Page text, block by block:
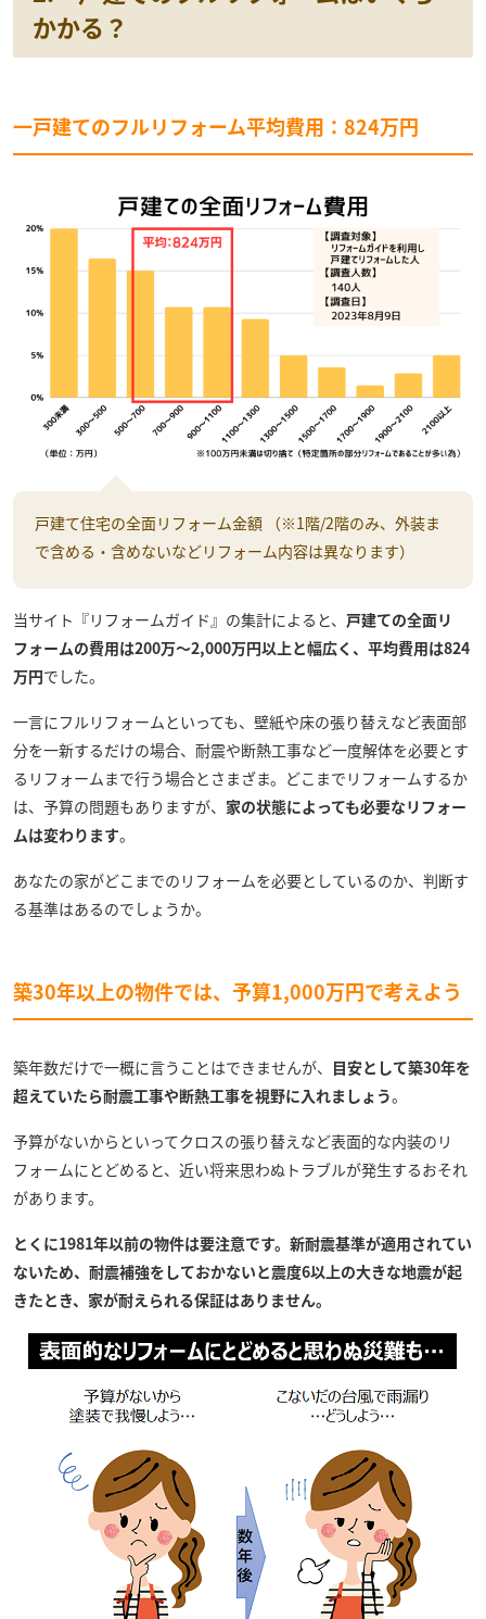
かかる？
一戸建てのフルリフォーム平均費用：824万円
戸建て住宅の全面リフォーム金額 （※1階/2階のみ、外装ま
で含める・含めないなどリフォーム内容は異なります）
当サイト『リフォームガイド』の集計によると、 戸建ての全面リ
フォームの費用は200万～2,000万円以上と幅広く、平均費用は824
万円でした。
一言にフルリフォームといっても、壁紙や床の張り替えなど表面部
分を一新するだけの場合、耐震や断熱工事など一度解体を必要とす
るリフォームまで行う場合とさまざま。どこまでリフォームするか
は、予算の問題もありますが、 家の状態によっても必要なリフォー
ムは変わります。
あなたの家がどこまでのリフォームを必要としているのか、判断す
る基準はあるのでしょうか。
築30年以上の物件では、予算1,000万円で考えよう
築年数だけで一概に言うことはできませんが、 目安として築30年を
超えていたら耐震工事や断熱工事を視野に入れましょう。
予算がないからといってクロスの張り替えなど表面的な内装のリ
フォームにとどめると、近い将来思わぬトラブルが発生するおそれ
があります。
とくに1981年以前の物件は要注意です。新耐震基準が適用されてい
ないため、耐震補強をしておかないと震度6以上の大きな地震が起
きたとき、家が耐えられる保証はありません。